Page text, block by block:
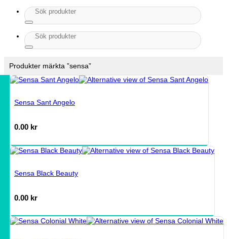
Sök
efter:
Sök
efter:
Produkter märkta ”sensa”
Sensa Sant Angelo
0.00 kr
Sensa Black Beauty
0.00 kr